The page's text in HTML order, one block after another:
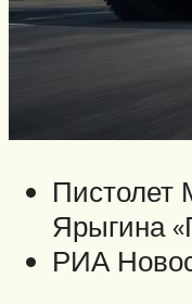
Пистолет
Ярыгина
РИА